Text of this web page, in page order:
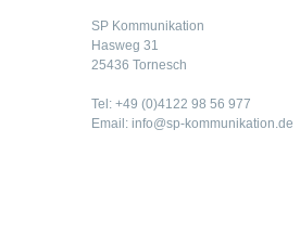
SP Kommunikation
Hasweg 31
25436 Tornesch
Tel: +49 (0)4122 98 56 977
Email: info@sp-kommunikation.de